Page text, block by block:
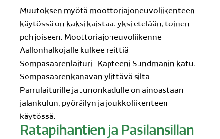
Muutoksen myötä moottoriajoneuvoliikenteen
käytössä on kaksi kaistaa: yksi etelään, toinen
pohjoiseen. Moottoriajoneuvoliikenne
Aallonhalkojalle kulkee reittiä
Sompasaarenlaituri–Kapteeni Sundmanin katu.
Sompasaarenkanavan ylittävä silta
Parrulaiturille ja Junonkadulle on ainoastaan
jalankulun, pyöräilyn ja joukkoliikenteen
käytössä.
Ratapihantien ja Pasilansillan